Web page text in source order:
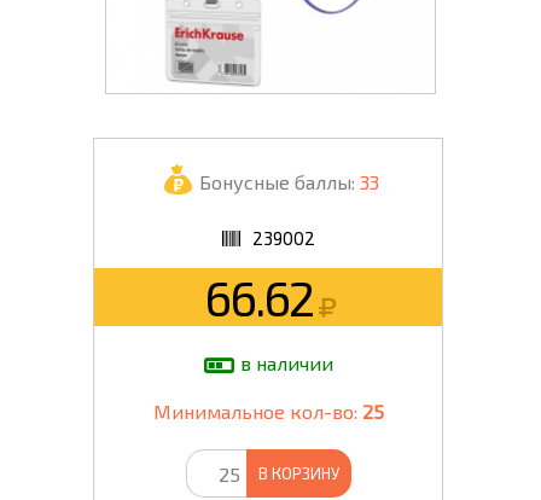
Бонусные баллы: 33
239002
66.62
в наличии
Минимальное кол-во: 25
В КОРЗИНУ